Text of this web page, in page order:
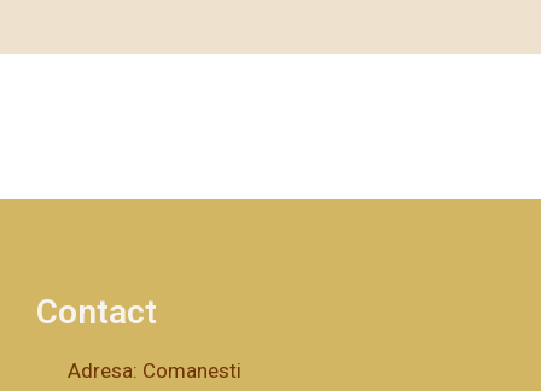
Contact
Adresa: Comanesti